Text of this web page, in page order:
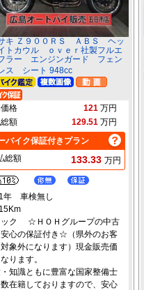
キ Ｚ９００ＲＳ ＡＢＳ ヘッ
トカウル ｏｖｅｒ社製フルエ
ラー エンジンガード フェン
ス シート 948cc
格 121 万円
額
129.51 万円
バイク保証付きプラン
総額
133.33 万円
年 車検無し
ック ☆ＨＯＨグループの中古
心の保証付き☆（県外のお客
象外になります）現金販売価
ります。
知識ともに豊富な国家整備士
在籍しておりますので、安心